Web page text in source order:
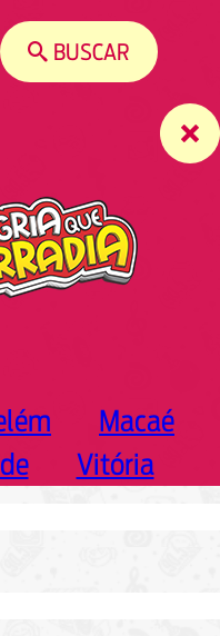
BUSCAR
Macaé
Vitória